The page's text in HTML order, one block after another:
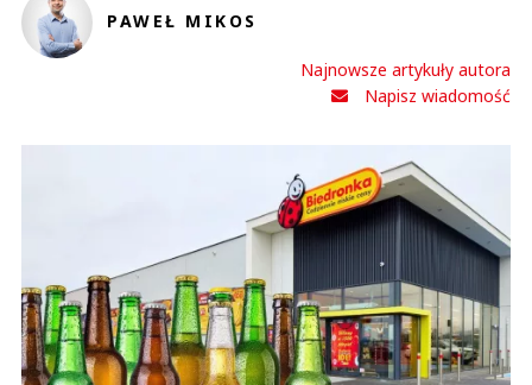
PAWEŁ MIKOS
Najnowsze artykuły autora
Napisz wiadomość